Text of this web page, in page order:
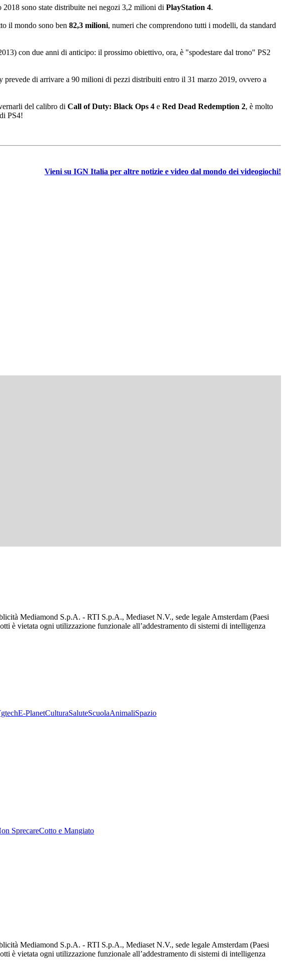
sono state distribuite nei negozi 3,2 milioni di PlayStation 4.
il mondo sono ben 82,3 milioni, numeri che comprendono tutti i modelli, da standard
con due anni di anticipo: il prossimo obiettivo, ora, è "spodestare dal trono" PS2
prevede di arrivare a 90 milioni di pezzi distribuiti entro il 31 marzo 2019, ovvero a
del calibro di Call of Duty: Black Ops 4 e Red Dead Redemption 2, è molto
PS4!
Vieni su IGN Italia per altre notizie e video dal mondo dei videogiochi!
Mediamond S.p.A. - RTI S.p.A., Mediaset N.V., sede legale Amsterdam (Paesi
è vietata ogni utilizzazione funzionale all’addestramento di sistemi di intelligenza
E-PlanetCulturaSaluteScuolaAnimaliSpazio
SprecareCotto e Mangiato
Mediamond S.p.A. - RTI S.p.A., Mediaset N.V., sede legale Amsterdam (Paesi
è vietata ogni utilizzazione funzionale all’addestramento di sistemi di intelligenza